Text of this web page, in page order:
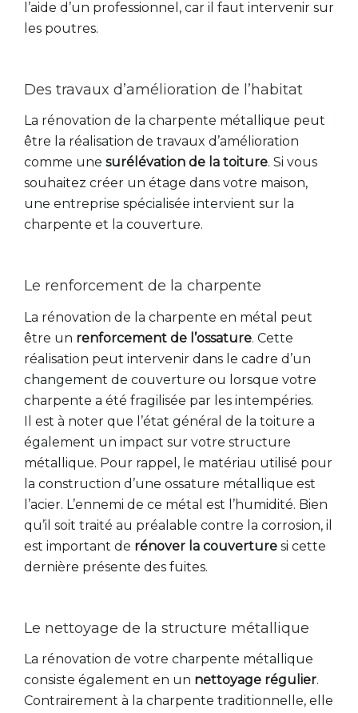
l’aide d’un professionnel, car il faut intervenir sur
les poutres.
Des travaux d’amélioration de l’habitat
La rénovation de la charpente métallique peut
être la réalisation de travaux d’amélioration
comme une surélévation de la toiture. Si vous
souhaitez créer un étage dans votre maison,
une entreprise spécialisée intervient sur la
charpente et la couverture.
Le renforcement de la charpente
La rénovation de la charpente en métal peut
être un renforcement de l’ossature. Cette
réalisation peut intervenir dans le cadre d’un
changement de couverture ou lorsque votre
charpente a été fragilisée par les intempéries.
Il est à noter que l’état général de la toiture a
également un impact sur votre structure
métallique. Pour rappel, le matériau utilisé pour
la construction d’une ossature métallique est
l’acier. L’ennemi de ce métal est l’humidité. Bien
qu’il soit traité au préalable contre la corrosion, il
est important de rénover la couverture si cette
dernière présente des fuites.
Le nettoyage de la structure métallique
La rénovation de votre charpente métallique
consiste également en un nettoyage régulier.
Contrairement à la charpente traditionnelle, elle